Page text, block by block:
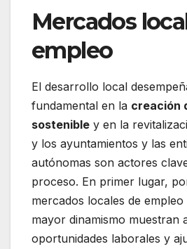
Mercados
empleo
El desarrollo local
fundamental en la creación
sostenible y en la
y los ayuntamientos y las
autónomas son actores
proceso. En primer lugar,
mercados locales de
mayor dinamismo muestran
oportunidades laborales y